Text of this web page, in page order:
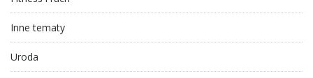
Inne tematy
Uroda